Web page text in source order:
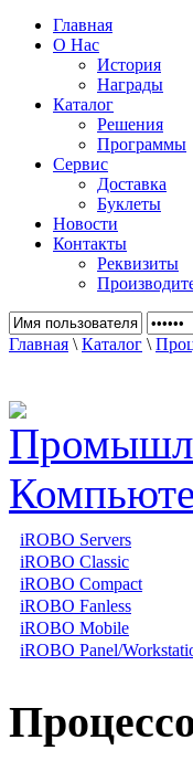
Главная
О Нас
История
Награды
Каталог
Решения
Программы
Сервис
Доставка
Буклеты
Новости
Контакты
Реквизиты
Главная \ Каталог \
iROBO Servers
iROBO Classic
iROBO Compact
iROBO Fanless
iROBO Mobile
iROBO Panel/